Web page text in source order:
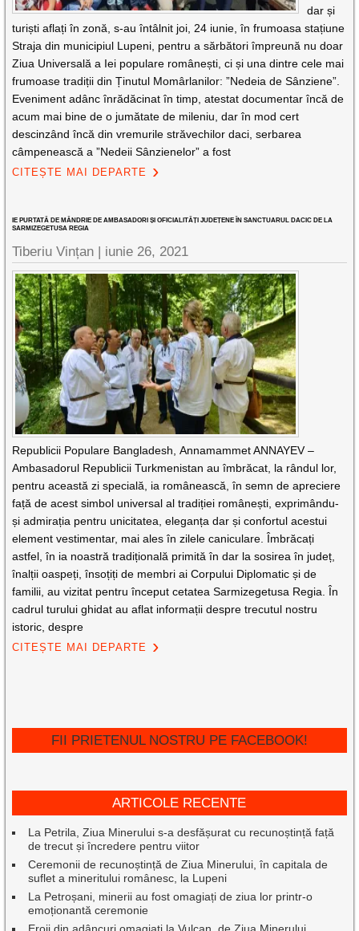
dar și
turiști aflați în zonă, s-au întâlnit joi, 24 iunie, în frumoasa stațiune
Straja din municipiul Lupeni, pentru a sărbători împreună nu doar
Ziua Universală a Iei populare românești, ci și una dintre cele mai
frumoase tradiții din Ținutul Momârlanilor: ”Nedeia de Sânziene”.
Eveniment adânc înrădăcinat în timp, atestat documentar încă de
acum mai bine de o jumătate de mileniu, dar în mod cert
descinzând încă din vremurile străvechilor daci, serbarea
câmpenească a ”Nedeii Sânzienelor” a fost
CITEȘTE MAI DEPARTE
IE PURTATĂ DE MÂNDRIE DE AMBASADORI ȘI OFICIALITĂȚI JUDEȚENE ÎN SANCTUARUL DACIC DE LA
SARMIZEGETUSA REGIA
Tiberiu Vințan | iunie 26, 2021
Republicii Populare Bangladesh, Annamammet ANNAYEV –
Ambasadorul Republicii Turkmenistan au îmbrăcat, la rândul lor,
pentru această zi specială, ia românească, în semn de apreciere
față de acest simbol universal al tradiției românești, exprimându-
și admirația pentru unicitatea, eleganța dar și confortul acestui
element vestimentar, mai ales în zilele caniculare. Îmbrăcați
astfel, în ia noastră tradițională primită în dar la sosirea în județ,
înalții oaspeți, însoțiți de membri ai Corpului Diplomatic și de
familii, au vizitat pentru început cetatea Sarmizegetusa Regia. În
cadrul turului ghidat au aflat informații despre trecutul nostru
istoric, despre
CITEȘTE MAI DEPARTE
FII PRIETENUL NOSTRU PE FACEBOOK!
ARTICOLE RECENTE
La Petrila, Ziua Minerului s-a desfășurat cu recunoștință față
de trecut și încredere pentru viitor
Ceremonii de recunoștință de Ziua Minerului, în capitala de
suflet a mineritului românesc, la Lupeni
La Petroșani, minerii au fost omagiați de ziua lor printr-o
emoționantă ceremonie